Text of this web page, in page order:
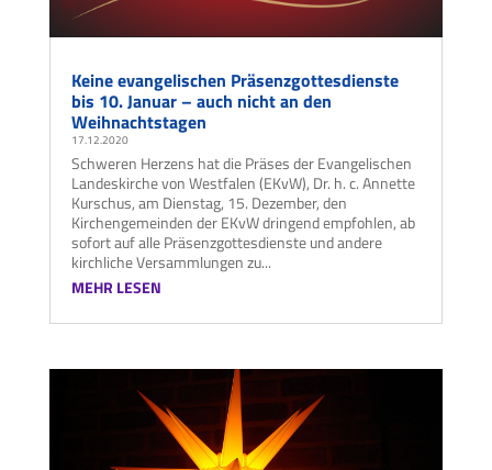
Keine evangelischen Präsenzgottesdienste
bis 10. Januar – auch nicht an den
Weihnachtstagen
17.12.2020
Schweren Herzens hat die Präses der Evangelischen
Landeskirche von Westfalen (EKvW), Dr. h. c. Annette
Kurschus, am Dienstag, 15. Dezember, den
Kirchengemeinden der EKvW dringend empfohlen, ab
sofort auf alle Präsenzgottesdienste und andere
kirchliche Versammlungen zu...
MEHR LESEN